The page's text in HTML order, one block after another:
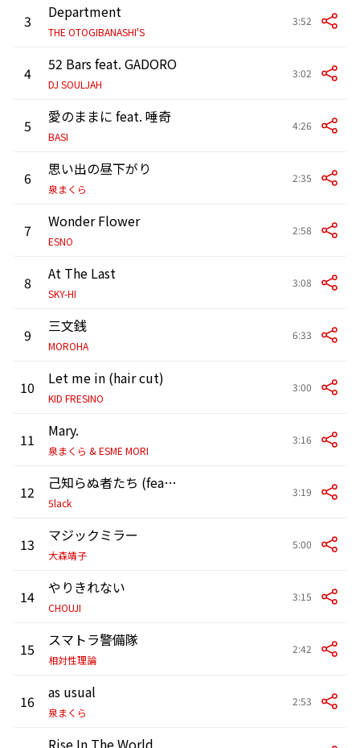
3 Department
THE OTOGIBANASHI'S
3:52
4 52 Bars feat. GADORO
DJ SOULJAH
3:02
5 愛のままに feat. 唾奇
BASI
4:26
6 思い出の昼下がり
泉まくら
2:35
7 Wonder Flower
ESNO
2:58
8 At The Last
SKY-HI
3:08
9 三文銭
MOROHA
6:33
10 Let me in (hair cut)
KID FRESINO
3:00
11 Mary.
泉まくら & ESME MORI
3:16
12 己知らぬ者たち (feat. PUNPEE)
5lack
3:19
13 マジックミラー
大森靖子
5:00
14 やりきれない
CHOUJI
3:15
15 スマトラ警備隊
相対性理論
2:42
16 as usual
泉まくら
2:53
Rise In The World